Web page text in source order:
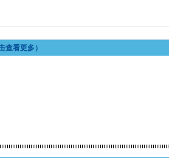
查看更多）